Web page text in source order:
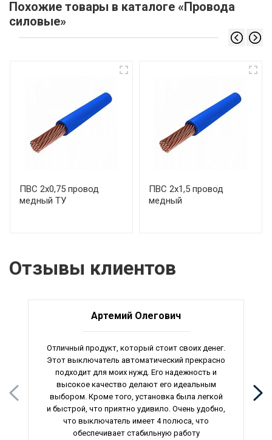
Похожие товары в каталоге «Провода
силовые»
ПВС 2х0,75 провод
медный ТУ
ПВС 2х1,5 провод
медный
Отзывы клиентов
Артемий Олегович
Отличный продукт, который стоит своих денег.
Этот выключатель автоматический прекрасно
подходит для моих нужд. Его надежность и
высокое качество делают его идеальным
выбором. Кроме того, установка была легкой
и быстрой, что приятно удивило. Очень удобно,
что выключатель имеет 4 полюса, что
обеспечивает стабильную работу